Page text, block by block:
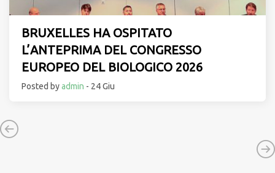
BRUXELLES HA OSPITATO
L’ANTEPRIMA DEL CONGRESSO
EUROPEO DEL BIOLOGICO 2026
Posted byadmin - 24 Giu